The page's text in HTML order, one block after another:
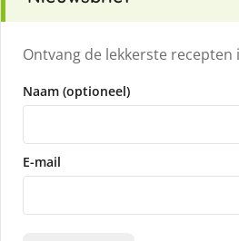
Ontvang de lekkerste recepten
Naam (optioneel)
E-mail